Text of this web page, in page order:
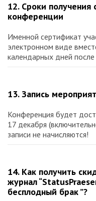
12. Сроки получения
конференции
Именной сертификат
электронном виде
календарных дней
13. Запись
Конференция будет
17 декабря
записи не начисляются!
14. Как получить
журнал
бесплодный брак ”?